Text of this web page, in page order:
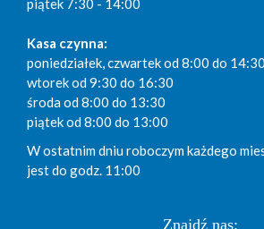
piątek 7:30 - 14:00
Kasa czynna:
poniedziałek, czwartek od 8:00 do 14:30
wtorek od 9:30 do 16:30
środa od 8:00 do 13:30
piątek od 8:00 do 13:00
W ostatnim dniu roboczym każdego
jest do godz. 11:00
Znajdź nas: